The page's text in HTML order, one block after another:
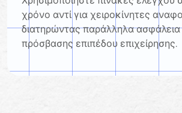
χρόνο αντί για χειροκίνητες
διατηρώντας παράλληλα ασφάλεια
πρόσβασης επιπέδου επιχείρησης.